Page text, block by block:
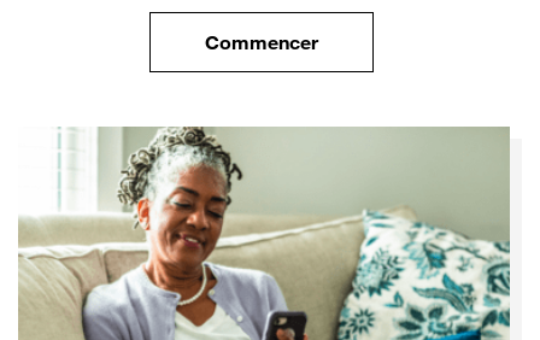
Commencerle tuto pour Sécuriser votre